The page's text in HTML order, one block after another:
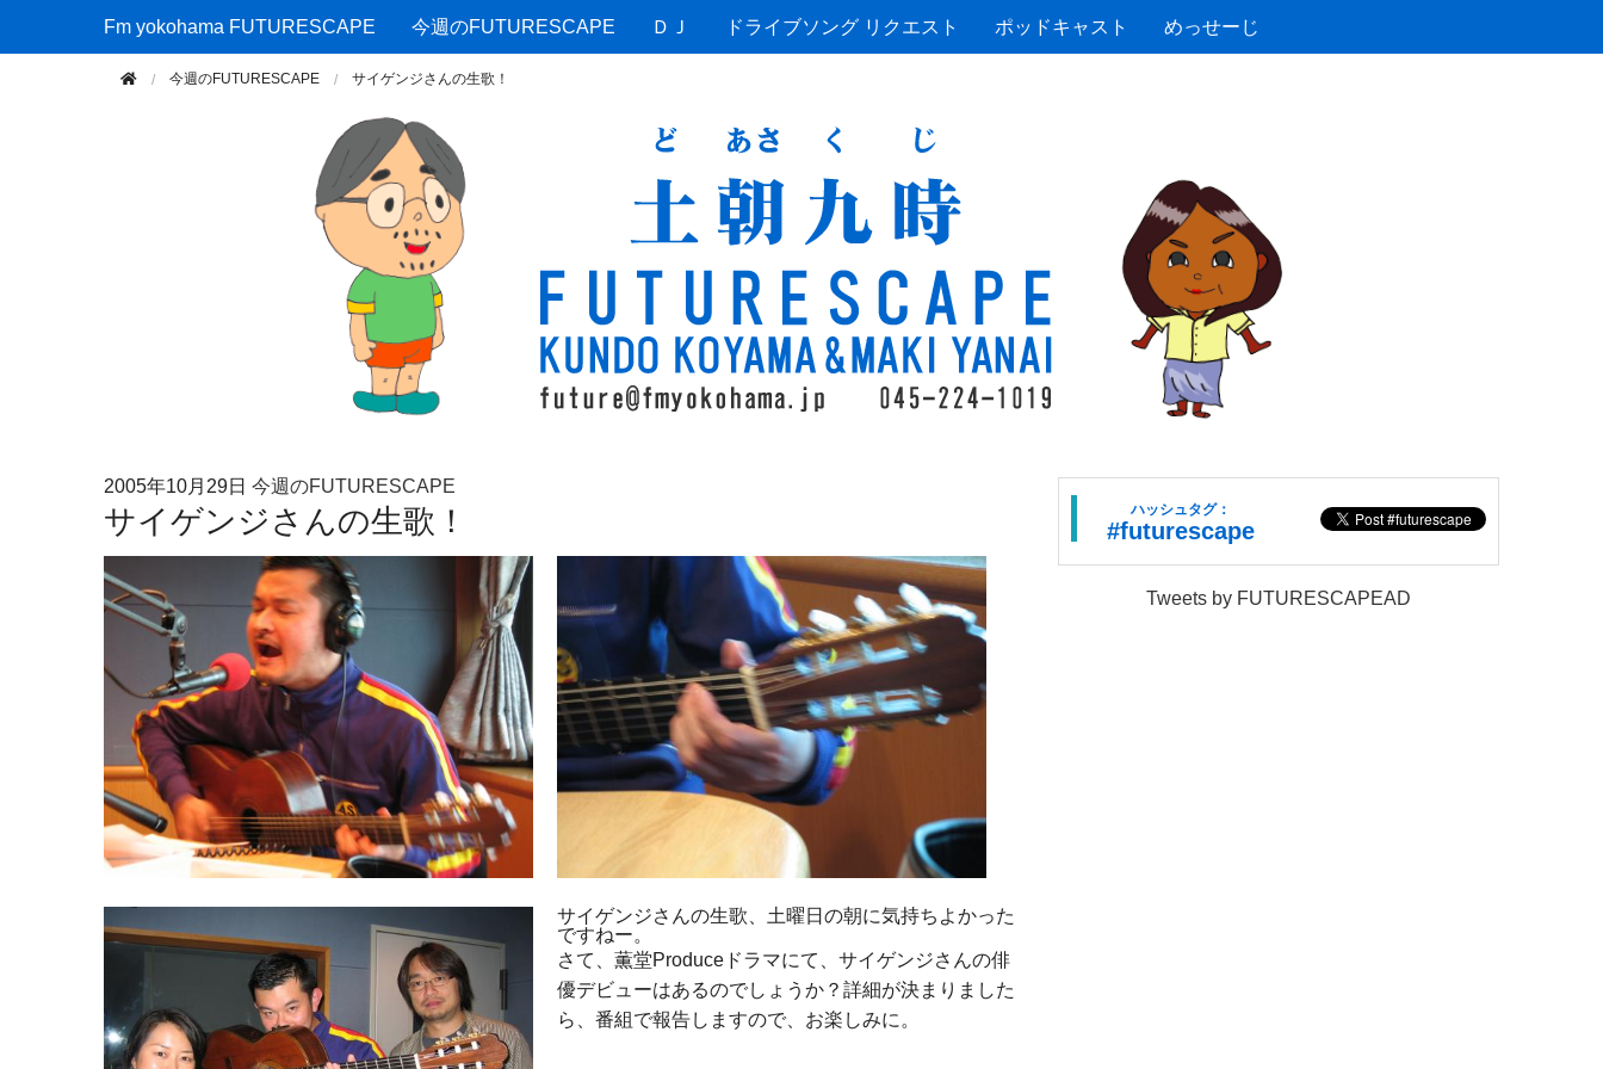
Fm yokohama FUTURESCAPE
Fm yokohama FUTURESCAPE 今週のFUTURESCAPE ＤＪ ドライブソング リクエスト ポッドキャスト めっせーじ
今週のFUTURESCAPE サイゲンジさんの生歌！
2005年10月29日 今週のFUTURESCAPE
サイゲンジさんの生歌！
サイゲンジさんの生歌、土曜日の朝に気持ちよかった
ですねー。
さて、薫堂Produceドラマにて、サイゲンジさんの俳
優デビューはあるのでしょうか？詳細が決まりました
ら、番組で報告しますので、お楽しみに。
ハッシュタグ：
#futurescape
Tweets by FUTURESCAPEAD